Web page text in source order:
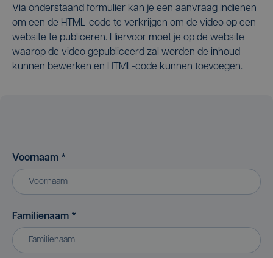
Via onderstaand formulier kan je een aanvraag indienen
om een de HTML-code te verkrijgen om de video op een
website te publiceren. Hiervoor moet je op de website
waarop de video gepubliceerd zal worden de inhoud
kunnen bewerken en HTML-code kunnen toevoegen.
Voornaam *
Familienaam *